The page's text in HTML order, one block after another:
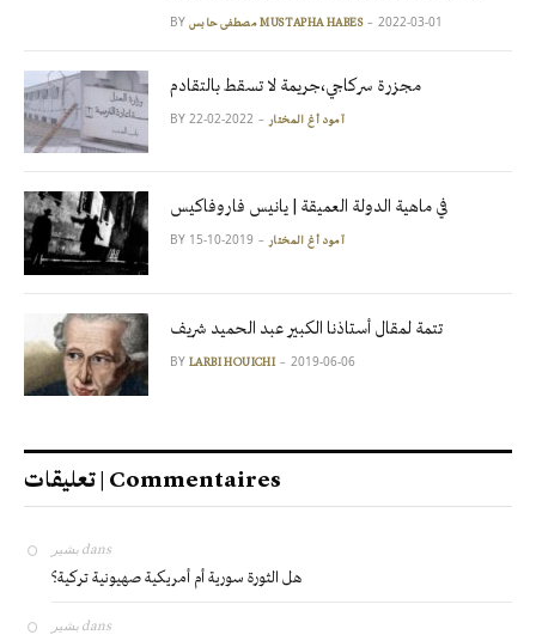
BY مصطفى حابس MUSTAPHA HABES 2022-03-01
مجزرة سركاجي،جريمة لا تسقط بالتقادم
BY آمود أغ المختار 2022-02-22
في ماهية الدولة العميقة | يانيس فاروفاكيس
BY آمود أغ المختار 2019-10-15
تتمة لمقال أستاذنا الكبير عبد الحميد شريف
BY LARBI HOUICHI 2019-06-06
تعليقات | Commentaires
بشير dans
هل الثورة سورية أم أمريكية صهيونية تركية؟
بشير dans